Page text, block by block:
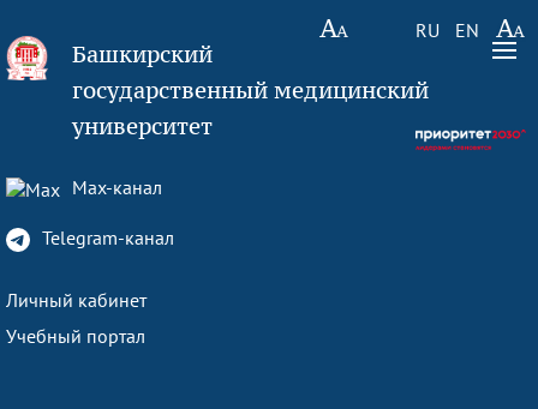
RU EN
Башкирский
государственный медицинский
университет
Max-канал
Telegram-канал
Личный кабинет
Учебный портал